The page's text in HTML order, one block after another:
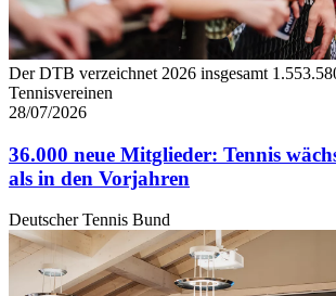
weiteren Daten zusammen, die Sie
haben oder die sie im Rahmen Ihrer
gesammelt haben. Die Cookie-
jederzeit über den Link im Footer
Der DTB verzeichnet 2026 insgesamt
Tennisvereinen
28/07/2026
36.000 neue Mitglieder: Tennis
als in den Vorjahren
Deutscher Tennis Bund